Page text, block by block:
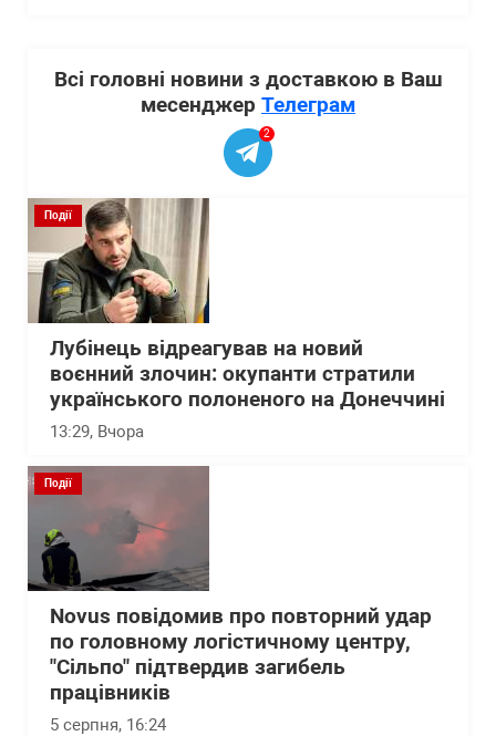
Всі головні новини з доставкою в Ваш
месенджер Телеграм
2
Події
Лубінець відреагував на новий
воєнний злочин: окупанти стратили
українського полоненого на Донеччині
13:29, Вчора
Події
Novus повідомив про повторний удар
по головному логістичному центру,
"Сільпо" підтвердив загибель
працівників
5 серпня, 16:24